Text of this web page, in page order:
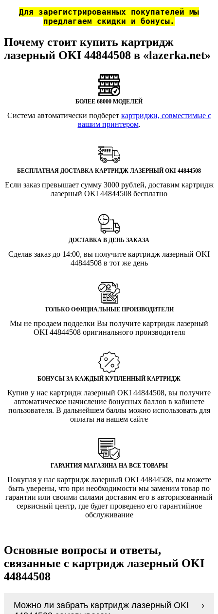
Для зарегистрированных покупателей мы
предлагаем скидки и бонусы.
Почему стоит купить картридж
лазерный OKI 44844508 в «lazerka.net»
БОЛЕЕ 68000 МОДЕЛЕЙ
Система автоматически подберет картриджи, совместимые с
вашим принтером.
БЕСПЛАТНАЯ ДОСТАВКА КАРТРИДЖ ЛАЗЕРНЫЙ OKI 44844508
Если заказ превышает сумму 3000 рублей, доставим картридж
лазерный OKI 44844508 бесплатно
ДОСТАВКА В ДЕНЬ ЗАКАЗА
Сделав заказ до 14:00, вы получите картридж лазерный OKI
44844508 в тот же день
ТОЛЬКО ОФИЦИАЛЬНЫЕ ПРОИЗВОДИТЕЛИ
Мы не продаем подделки Вы получите картридж лазерный
OKI 44844508 оригинального производителя
БОНУСЫ ЗА КАЖДЫЙ КУПЛЕННЫЙ КАРТРИДЖ
Купив у нас картридж лазерный OKI 44844508, вы получите
автоматическое начисление бонусных баллов в кабинете
пользователя. В дальнейшем баллы можно использовать для
оплаты на нашем сайте
ГАРАНТИЯ МАГАЗИНА НА ВСЕ ТОВАРЫ
Покупая у нас картридж лазерный OKI 44844508, вы можете
быть уверены, что при необходимости мы заменим товар по
гарантии или своими силами доставим его в авторизованный
сервисный центр, где будет проведено его гарантийное
обслуживание
Основные вопросы и ответы,
связанные с картридж лазерный OKI
44844508
Можно ли забрать картридж лазерный OKI